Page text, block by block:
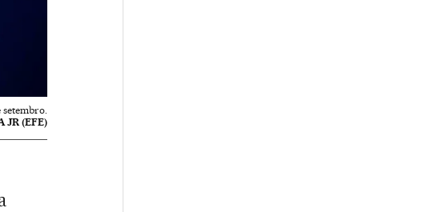
JR (EFE)